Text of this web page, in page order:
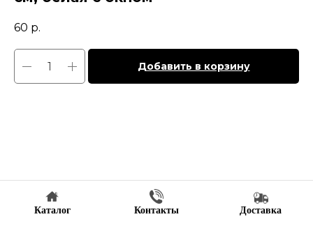
60 р.
Добавить в корзину
Каталог Контакты Доставка